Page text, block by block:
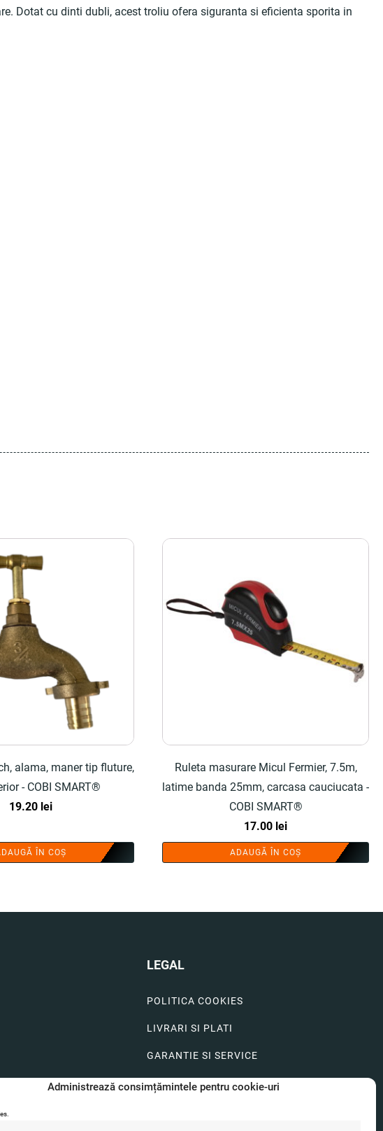
Administrează consimțămintele pentru cookie-uri
Dotat cu dinti dubli, acest troliu ofera siguranta si eficienta sporita in
alama, maner tip fluture,
- COBI SMART®
19.20 lei
ÎN COȘ
Ruleta masurare Micul Fermier, 7.5m,
latime banda 25mm, carcasa cauciucata -
COBI SMART®
17.00 lei
ADAUGĂ ÎN COȘ
LEGAL
POLITICA COOKIES
LIVRARI SI PLATI
GARANTIE SI SERVICE
FORMULAR SERVICE